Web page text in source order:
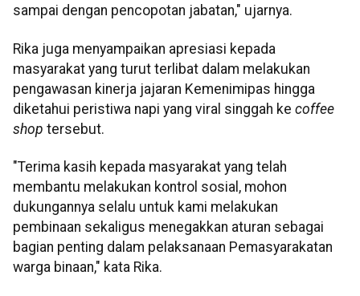
sampai dengan pencopotan jabatan," ujarnya.
Rika juga menyampaikan apresiasi kepada
masyarakat yang turut terlibat dalam melakukan
pengawasan kinerja jajaran Kemenimipas hingga
diketahui peristiwa napi yang viral singgah ke coffee
shop tersebut.
"Terima kasih kepada masyarakat yang telah
membantu melakukan kontrol sosial, mohon
dukungannya selalu untuk kami melakukan
pembinaan sekaligus menegakkan aturan sebagai
bagian penting dalam pelaksanaan Pemasyarakatan
warga binaan," kata Rika.